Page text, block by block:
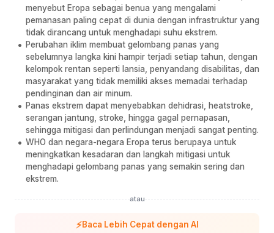
menyebut Eropa sebagai benua yang mengalami
pemanasan paling cepat di dunia dengan infrastruktur yang
tidak dirancang untuk menghadapi suhu ekstrem.
Perubahan iklim membuat gelombang panas yang
sebelumnya langka kini hampir terjadi setiap tahun, dengan
kelompok rentan seperti lansia, penyandang disabilitas, dan
masyarakat yang tidak memiliki akses memadai terhadap
pendinginan dan air minum.
Panas ekstrem dapat menyebabkan dehidrasi, heatstroke,
serangan jantung, stroke, hingga gagal pernapasan,
sehingga mitigasi dan perlindungan menjadi sangat penting.
WHO dan negara-negara Eropa terus berupaya untuk
meningkatkan kesadaran dan langkah mitigasi untuk
menghadapi gelombang panas yang semakin sering dan
ekstrem.
atau
⚡Baca Lebih Cepat dengan AI